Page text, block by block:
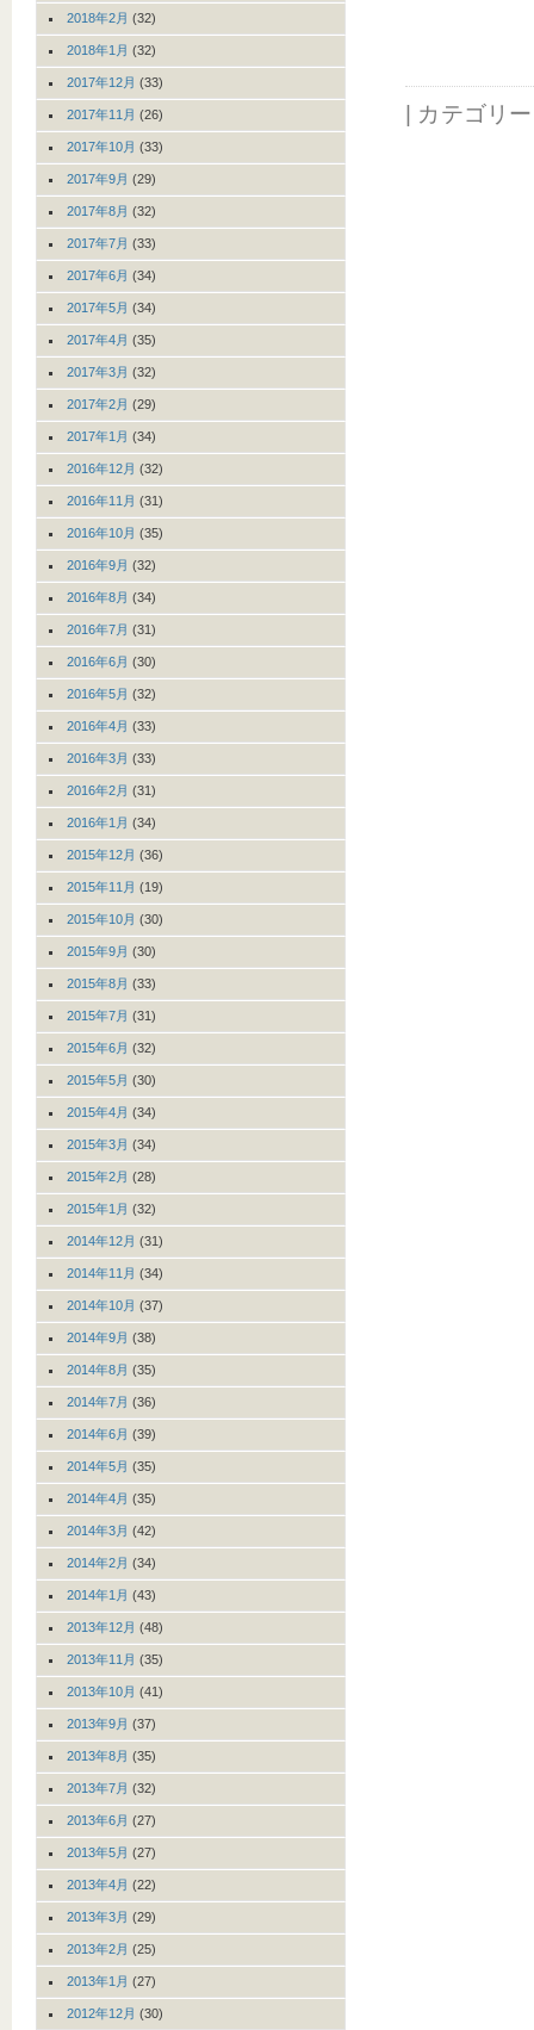
| カテゴリ
2018年2月 (32)
2018年1月 (32)
2017年12月 (33)
2017年11月 (26)
2017年10月 (33)
2017年9月 (29)
2017年8月 (32)
2017年7月 (33)
2017年6月 (34)
2017年5月 (34)
2017年4月 (35)
2017年3月 (32)
2017年2月 (29)
2017年1月 (34)
2016年12月 (32)
2016年11月 (31)
2016年10月 (35)
2016年9月 (32)
2016年8月 (34)
2016年7月 (31)
2016年6月 (30)
2016年5月 (32)
2016年4月 (33)
2016年3月 (33)
2016年2月 (31)
2016年1月 (34)
2015年12月 (36)
2015年11月 (19)
2015年10月 (30)
2015年9月 (30)
2015年8月 (33)
2015年7月 (31)
2015年6月 (32)
2015年5月 (30)
2015年4月 (34)
2015年3月 (34)
2015年2月 (28)
2015年1月 (32)
2014年12月 (31)
2014年11月 (34)
2014年10月 (37)
2014年9月 (38)
2014年8月 (35)
2014年7月 (36)
2014年6月 (39)
2014年5月 (35)
2014年4月 (35)
2014年3月 (42)
2014年2月 (34)
2014年1月 (43)
2013年12月 (48)
2013年11月 (35)
2013年10月 (41)
2013年9月 (37)
2013年8月 (35)
2013年7月 (32)
2013年6月 (27)
2013年5月 (27)
2013年4月 (22)
2013年3月 (29)
2013年2月 (25)
2013年1月 (27)
2012年12月 (30)